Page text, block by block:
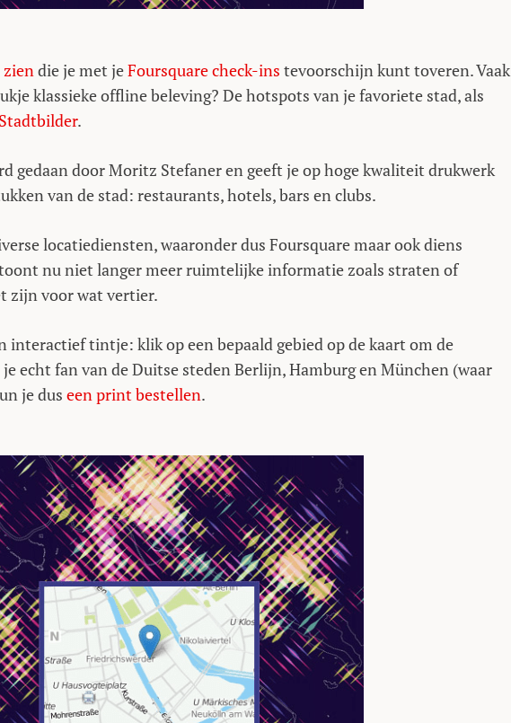
ziendie je met jeFoursquare check-ins tevoorschijn kunt toveren. Vaak
klassieke offline beleving? De hotspots van je favoriete stad, als
Stadtbilder.
gedaan door Moritz Stefaner en geeft je op hoge kwaliteit drukwerk
van de stad: restaurants, hotels, bars en clubs.
locatiediensten, waaronder dus Foursquare maar ook diens
nu niet langer meer ruimtelijke informatie zoals straten of
zijn voor wat vertier.
interactief tintje: klik op een bepaald gebied op de kaart om de
echt fan van de Duitse steden Berlijn, Hamburg en München (waar
je dus een print bestellen.